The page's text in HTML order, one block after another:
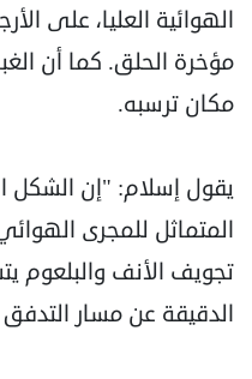
الهوائية العليا، على
مؤخرة الحلق. كما أن
مكان ترسبه.
يقول إسلام: "إن الشكل
المتماثل للمجرى
تجويف الأنف والبلعوم
الدقيقة عن مسار